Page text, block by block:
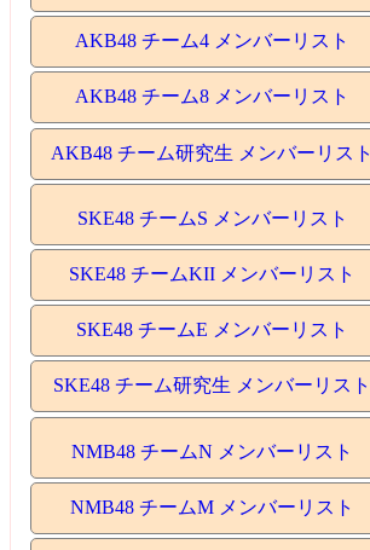
AKB48 チーム4 メンバーリスト
AKB48 チーム8 メンバーリスト
AKB48 チーム研究生 メンバーリスト
SKE48 チームS メンバーリスト
SKE48 チームKII メンバーリスト
SKE48 チームE メンバーリスト
SKE48 チーム研究生 メンバーリスト
NMB48 チームN メンバーリスト
NMB48 チームM メンバーリスト